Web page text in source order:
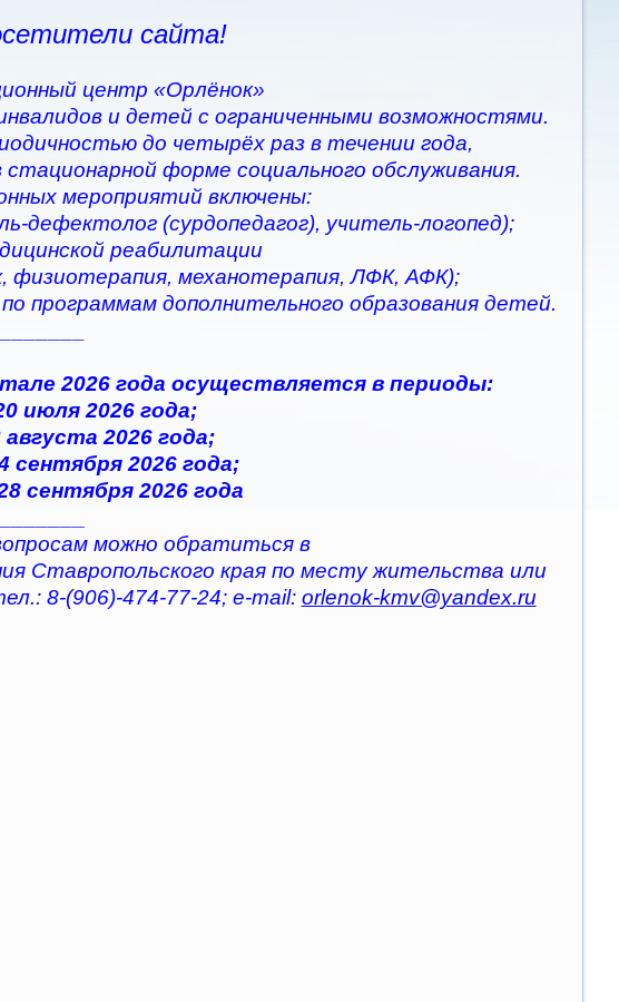
сайта!
центр «Орлёнок»
и детей с ограниченными возможностями.
до четырёх раз в течении года,
форме социального обслуживания.
мероприятий включены:
дефектолог (сурдопедагог), учитель-логопед);
реабилитации
физиотерапия, механотерапия, ЛФК, АФК);
программам дополнительного образования детей.
2026 года осуществляется в периоды:
июля 2026 года;
2026 года;
сентября 2026 года;
сентября 2026 года
можно обратиться в
Ставропольского края по месту жительства или
8-(906)-474-77-24; e-mail: orlenok-kmv@yandex.ru